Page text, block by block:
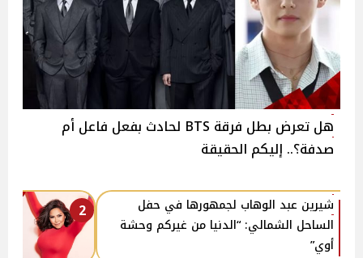
هل تعرض بطل فرقة BTS لحادث بفعل فاعل أم
صدفة؟.. إليكم الحقيقة
2
شيرين عبد الوهاب لجمهورها في حفل
الساحل الشمالي: “الدنيا من غيركم وحشة
أوي”